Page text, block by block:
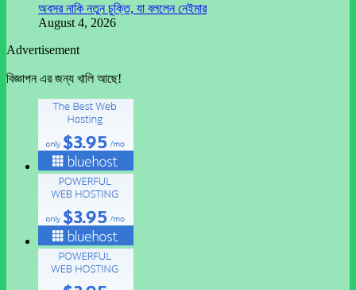
অবসর নাকি নতুন চুক্তি, যা বললেন নেইমার
August 4, 2026
Advertisement
বিজ্ঞাপন এর জন্য খালি আছে!